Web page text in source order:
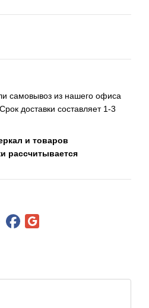
самовывоз из нашего офиса
доставки составляет 1-3
и товаров
рассчитывается